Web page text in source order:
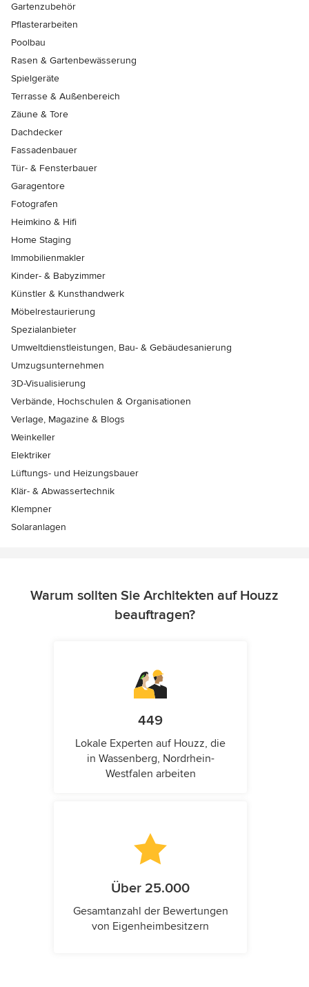
Gartenzubehör
Pflasterarbeiten
Poolbau
Rasen & Gartenbewässerung
Spielgeräte
Terrasse & Außenbereich
Zäune & Tore
Dachdecker
Fassadenbauer
Tür- & Fensterbauer
Garagentore
Fotografen
Heimkino & Hifi
Home Staging
Immobilienmakler
Kinder- & Babyzimmer
Künstler & Kunsthandwerk
Möbelrestaurierung
Spezialanbieter
Umweltdienstleistungen, Bau- & Gebäudesanierung
Umzugsunternehmen
3D-Visualisierung
Verbände, Hochschulen & Organisationen
Verlage, Magazine & Blogs
Weinkeller
Elektriker
Lüftungs- und Heizungsbauer
Klär- & Abwassertechnik
Klempner
Solaranlagen
Warum sollten Sie Architekten auf Houzz
beauftragen?
449
Lokale Experten auf Houzz, die
in Wassenberg, Nordrhein-
Westfalen arbeiten
Über 25.000
Gesamtanzahl der Bewertungen
von Eigenheimbesitzern